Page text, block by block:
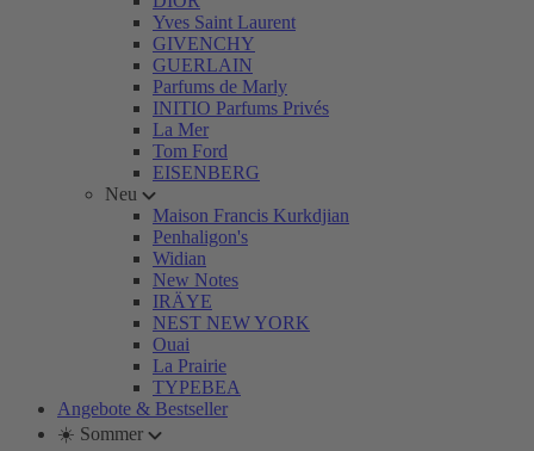
Yves Saint Laurent
GIVENCHY
GUERLAIN
Parfums de Marly
INITIO Parfums Privés
La Mer
Tom Ford
EISENBERG
Neu
Maison Francis Kurkdjian
Penhaligon's
Widian
New Notes
IRÄYE
NEST NEW YORK
Ouai
La Prairie
TYPEBEA
Angebote & Bestseller
☀️ Sommer